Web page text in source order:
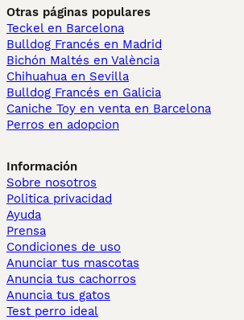
Otras páginas populares
Teckel en Barcelona
Bulldog Francés en Madrid
Bichón Maltés en València
Chihuahua en Sevilla
Bulldog Francés en Galicia
Caniche Toy en venta en Barcelona
Perros en adopcion
Información
Sobre nosotros
Politica privacidad
Ayuda
Prensa
Condiciones de uso
Anunciar tus mascotas
Anuncia tus cachorros
Anuncia tus gatos
Test perro ideal